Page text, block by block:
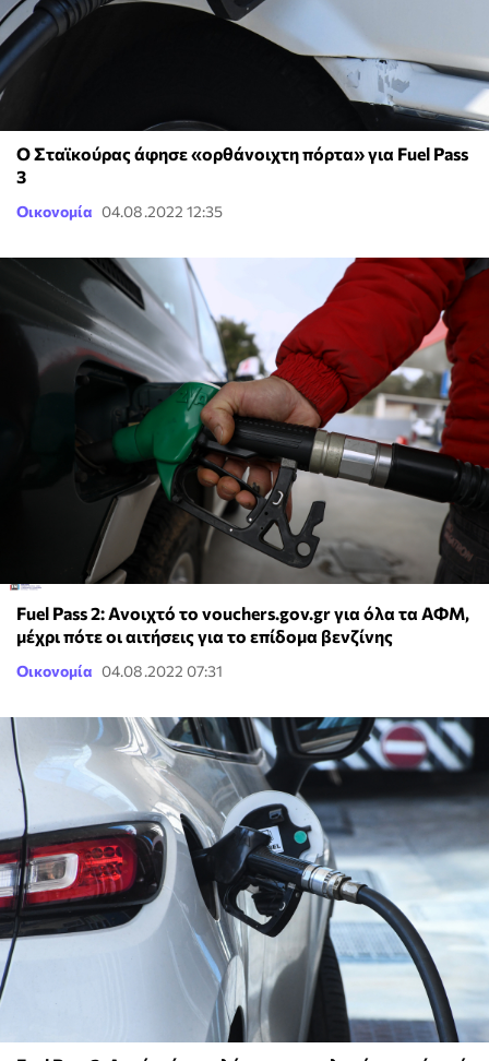
Ο Σταϊκούρας άφησε «ορθάνοιχτη πόρτα» για Fuel Pass
3
Οικονομία 04.08.2022 12:35
Fuel Pass 2: Ανοιχτό το vouchers.gov.gr για όλα τα ΑΦΜ,
μέχρι πότε οι αιτήσεις για το επίδομα βενζίνης
Οικονομία 04.08.2022 07:31